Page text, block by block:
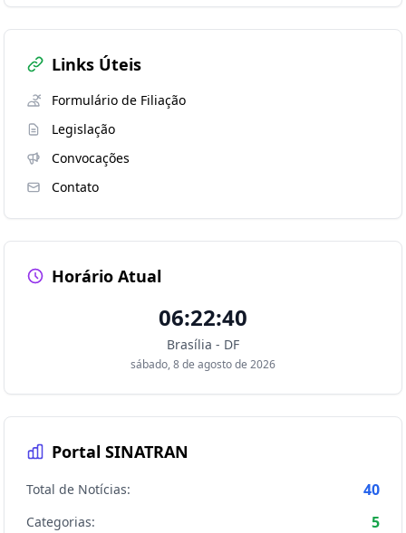
Links Úteis
Formulário de Filiação
Legislação
Convocações
Contato
Horário Atual
06:22:40
Brasília - DF
sábado, 8 de agosto de 2026
Portal SINATRAN
Total de Notícias: 40
Categorias: 5